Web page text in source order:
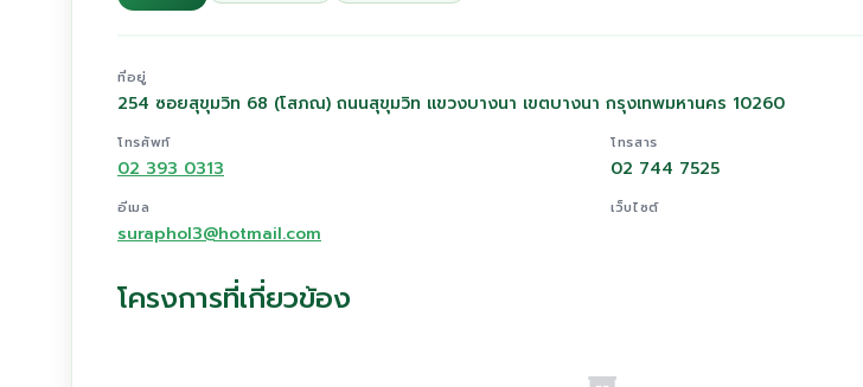
ที่อยู่
254 ซอยสุขุมวิท 68 (โสภณ) ถนนสุขุมวิท แขวงบางนา เขตบางนา กรุงเทพมหานคร 10260
โทรศัพท์
02 393 0313
โทรสาร
02 744 7525
อีเมล
suraphol3@hotmail.com
เว็บไซต์
โครงการที่เกี่ยวข้อง